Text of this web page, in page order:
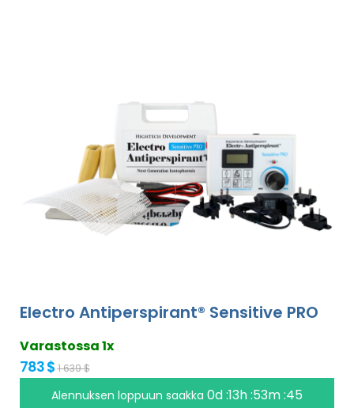
Electro Antiperspirant® Sensitive PRO
Varastossa 1x
783 $ 1 639 $
Alennuksen loppuun saakka 0d :13h :53m :45